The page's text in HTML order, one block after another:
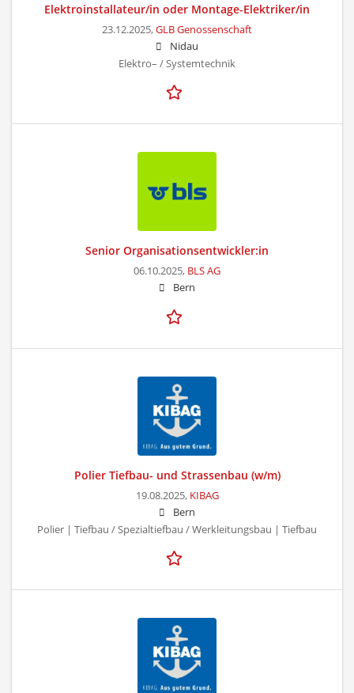
Elektroinstallateur/in oder Montage-Elektriker/in
23.12.2025,GLB Genossenschaft
Nidau
Elektro– / Systemtechnik
Senior Organisationsentwickler:in
06.10.2025, BLS AG
Bern
Polier Tiefbau- und Strassenbau (w/m)
19.08.2025, KIBAG
Bern
Polier | Tiefbau / Spezialtiefbau / Werkleitungsbau | Tiefbau